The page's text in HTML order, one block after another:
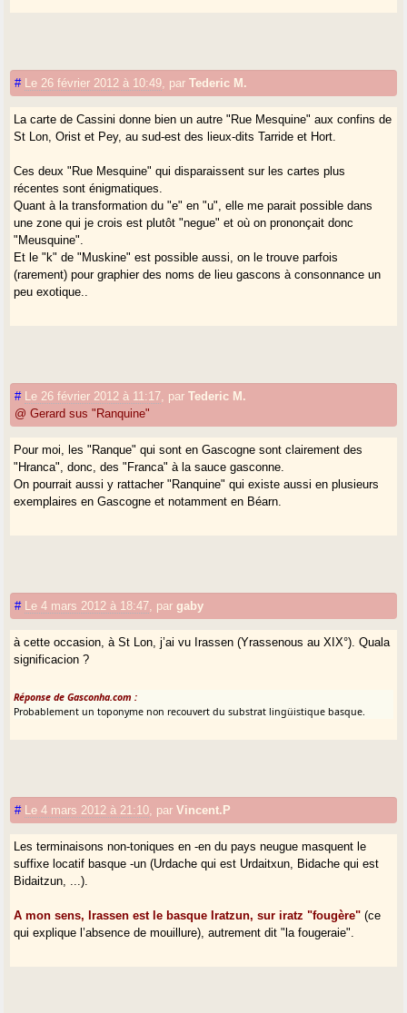
# Le 26 février 2012 à 10:49 parTederic M.
La carte de Cassini donne bien un autre "Rue Mesquine" aux confins de
St Lon, Orist et Pey, au sud-est des lieux-dits Tarride et Hort.
Ces deux "Rue Mesquine" qui disparaissent sur les cartes plus
récentes sont énigmatiques.
Quant à la transformation du "e" en "u", elle me parait possible dans
une zone qui je crois est plutôt "negue" et où on prononçait donc
"Meusquine".
Et le "k" de "Muskine" est possible aussi, on le trouve parfois
(rarement) pour graphier des noms de lieu gascons à consonnance un
peu exotique..
# Le 26 février 2012 à 11:17 parTederic M.
@ Gerard sus "Ranquine"
Pour moi, les "Ranque" qui sont en Gascogne sont clairement des
"Hranca", donc, des "Franca" à la sauce gasconne.
On pourrait aussi y rattacher "Ranquine" qui existe aussi en plusieurs
exemplaires en Gascogne et notamment en Béarn.
# Le 4 mars 2012 à 18:47 pargaby
à cette occasion, à St Lon, j’ai vu Irassen (Yrassenous au XIX°). Quala
significacion ?
Réponse de Gasconha.com :
Probablement un toponyme non recouvert du substrat lingüistique basque.
# Le 4 mars 2012 à 21:10 parVincent.P
Les terminaisons non-toniques en -en du pays neugue masquent le
suffixe locatif basque -un (Urdache qui est Urdaitxun, Bidache qui est
Bidaitzun, ...).
A mon sens, Irassen est le basque Iratzun, sur iratz "fougère" (ce
qui explique l’absence de mouillure), autrement dit "la fougeraie".